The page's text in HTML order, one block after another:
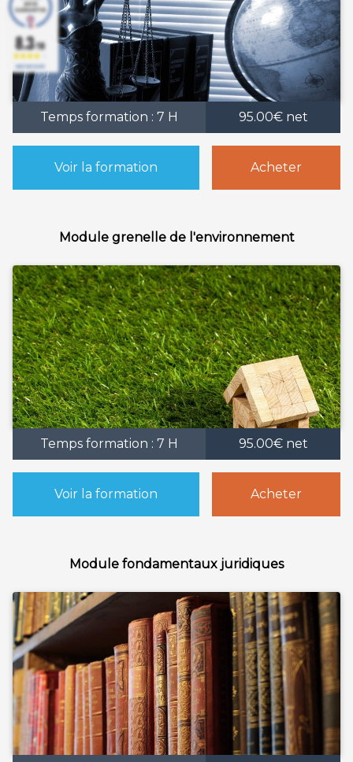
Temps formation : 7 H 95.00€ net
Voir la formation Acheter
Module grenelle de l'environnement
Temps formation : 7 H 95.00€ net
Voir la formation Acheter
Module fondamentaux juridiques
8.3/10
BASÉ SUR 63 AVIS